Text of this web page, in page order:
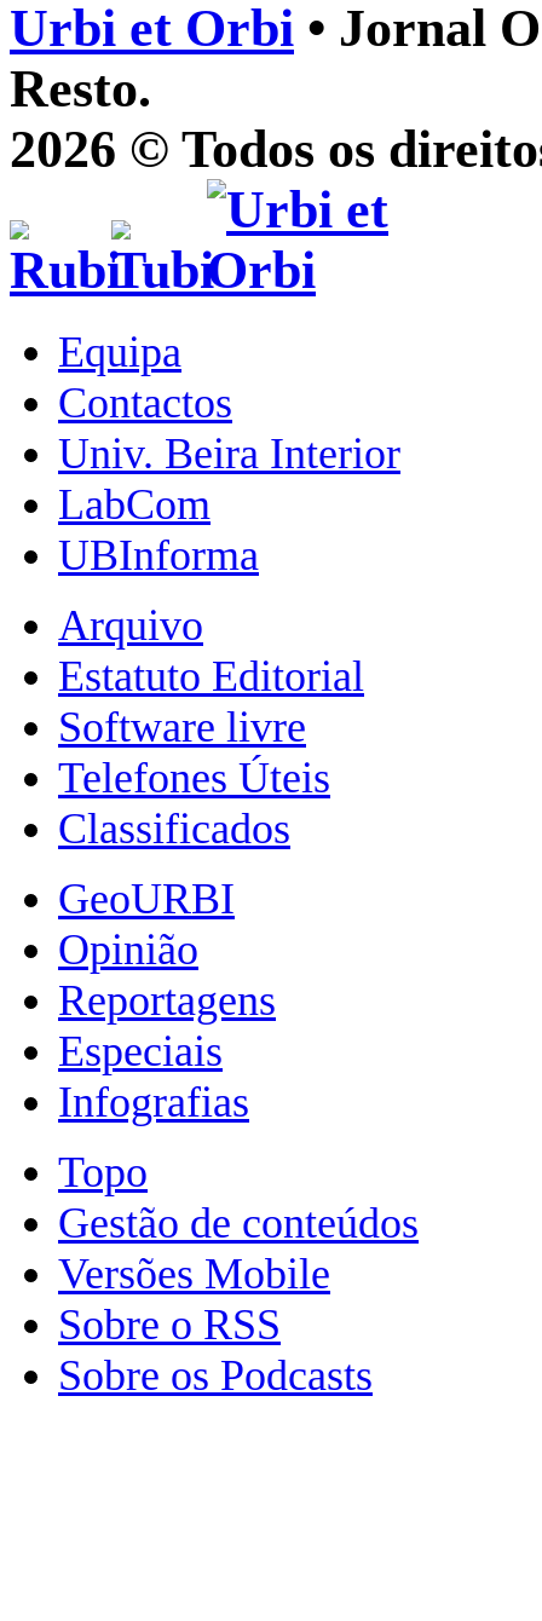
Urbi et Orbi • Jornal
Resto.
2026 © Todos os
Equipa
Contactos
Univ. Beira Interior
LabCom
UBInforma
Arquivo
Estatuto Editorial
Software livre
Telefones Úteis
Classificados
GeoURBI
Opinião
Reportagens
Especiais
Infografias
Topo
Gestão de conteúdos
Versões Mobile
Sobre o RSS
Sobre os Podcasts